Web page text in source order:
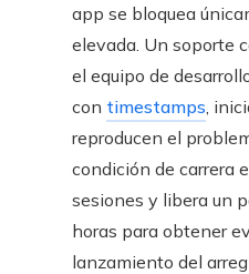
app se bloquea
elevada. Un soporte
el equipo de
con timestamps ,
reproducen el
condición de carrera
sesiones y libera un
horas para obtener
lanzamiento del